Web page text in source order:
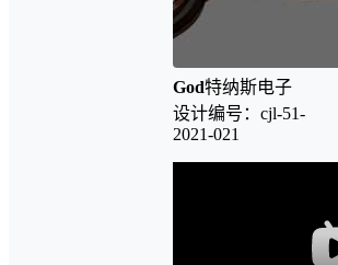
God特纳斯电子
设计编号：cjl-51-
2021-021